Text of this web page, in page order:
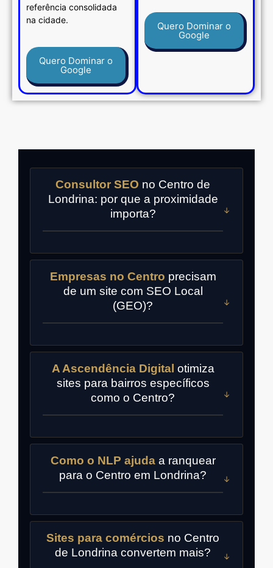
Quero Dominar o
Google
referência consolidada
na cidade.
Quero Dominar o
Google
Consultor SEO no Centro de
Londrina: por que a proximidade
importa?
Empresas no Centro precisam
de um site com SEO Local
(GEO)?
A Ascendência Digital otimiza
sites para bairros específicos
como o Centro?
Como o NLP ajuda a ranquear
para o Centro em Londrina?
Sites para comércios no Centro
de Londrina convertem mais?